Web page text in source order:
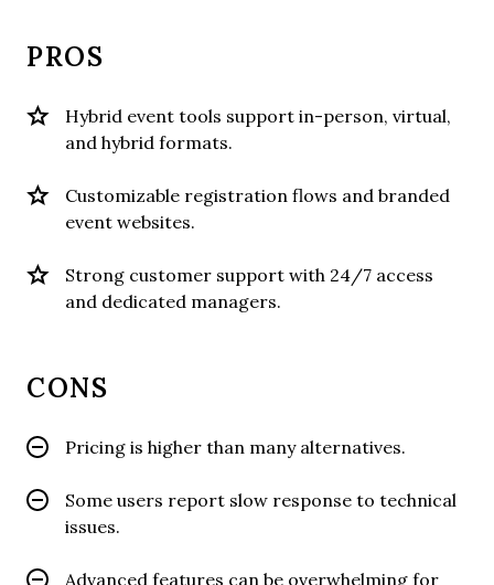
PROS
Hybrid event tools support in-person, virtual,
and hybrid formats.
Customizable registration flows and branded
event websites.
Strong customer support with 24/7 access
and dedicated managers.
CONS
Pricing is higher than many alternatives.
Some users report slow response to technical
issues.
Advanced features can be overwhelming for